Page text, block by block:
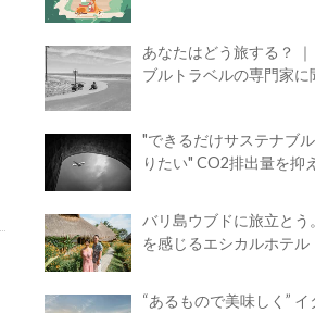
あなたはどう旅する？ ｜ 英国サステナ
ブルトラベルの専門家に
"できるだけサステナブ
りたい" CO2排出量を抑
バリ島ウブドに旅立とう
を感じるエシカルホテル
“あるもので美味しく”